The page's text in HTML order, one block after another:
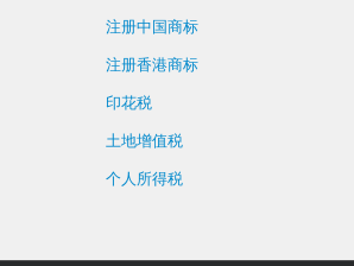
注册中国商标
注册香港商标
印花税
土地增值税
个人所得税